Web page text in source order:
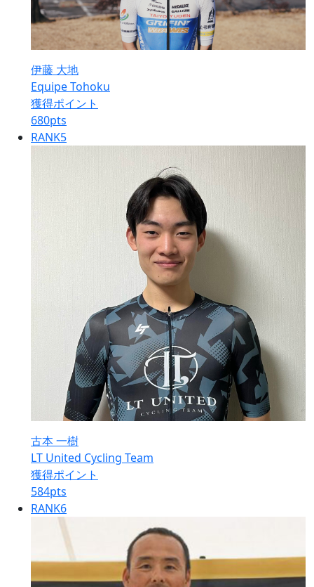
伊藤 大地
Equipe Tohoku
獲得ポイント
680pts
RANK5
古本 一樹
LT United Cycling Team
獲得ポイント
584pts
RANK6